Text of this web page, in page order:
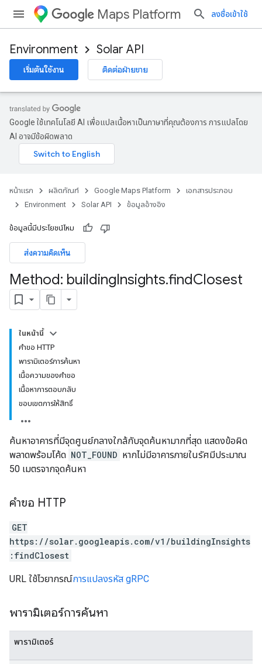
Maps Platform ลงชื่อเข้าใช้
Environment Solar API
เริ่มต้นใช้งาน ติดต่อฝ่ายขาย
Google ใช้เทคโนโลยี AI เพื่อแปลเนื้อหาเป็นภาษาที่คุณต้องการ การแปลโดย
AI อาจมีข้อผิดพลาด
หน้าแรก ผลิตภัณฑ์ Google Maps Platform
เอกสารประกอบ
Environment
Solar API ข้อมูลอ้างอิง
ข้อมูลนี้มีประโยชน์ไหม
ส่งความคิดเห็น
Method: buildingInsights.findClosest
ในหน้านี้
คำขอ HTTP
พารามิเตอร์การค้นหา
เนื้อความของคำขอ
เนื้อหาการตอบกลับ
ขอบเขตการให้สิทธิ์
ค้นหาอาคารที่มีจุดศูนย์กลางใกล้กับจุดค้นหามากที่สุด แสดงข้อผิด
พลาดพร้อมโค้ด NOT_FOUND หากไม่มีอาคารภายในรัศมีประมาณ
50 เมตรจากจุดค้นหา
คำขอ HTTP
GET
https://solar.googleapis.com/v1/buildingInsights
:findClosest
URL ใช้ไวยากรณ์การแปลงรหัส gRPC
พารามิเตอร์การค้นหา
พารามิเตอร์